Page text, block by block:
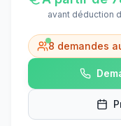
avant déduction
8 demandes